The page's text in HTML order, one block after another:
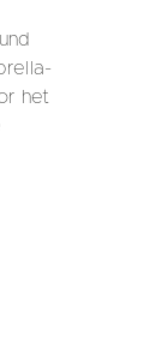
het